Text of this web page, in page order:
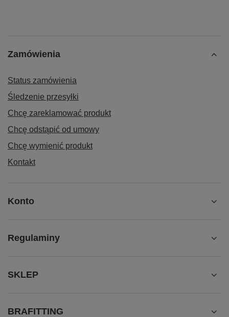
Zamówienia
Status zamówienia
Śledzenie przesyłki
Chcę zareklamować produkt
Chcę odstąpić od umowy
Chcę wymienić produkt
Kontakt
Konto
Regulaminy
SKLEP
BRAFITTING